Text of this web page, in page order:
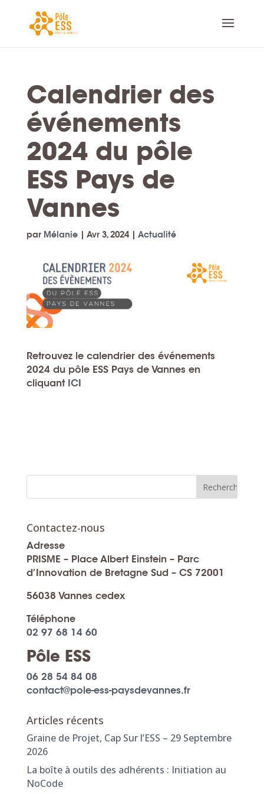
Calendrier des
événements
2024 du pôle
ESS Pays de
Vannes
par Mélanie| Avr 3, 2024| Actualité
Retrouvez le calendrier des événements
2024 du pôle ESS Pays de Vannes en
cliquant ICI
Contactez-nous
Adresse
PRISME – Place Albert Einstein – Parc
d’Innovation de Bretagne Sud – CS 72001
56038 Vannes cedex
Téléphone
02 97 68 14 60
Pôle ESS
06 28 54 84 08
contact@pole-ess-paysdevannes.fr
Articles récents
Graine de Projet, Cap Sur l’ESS – 29 Septembre
2026
La boîte à outils des adhérents : Initiation au
NoCode